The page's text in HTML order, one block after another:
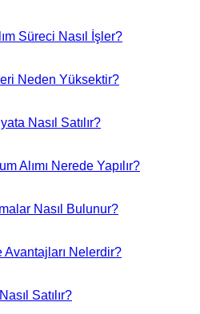
Süreci Nasıl İşler?
Neden Yüksektir?
Nasıl Satılır?
Alımı Nerede Yapılır?
Nasıl Bulunur?
Nelerdir?
Satılır?